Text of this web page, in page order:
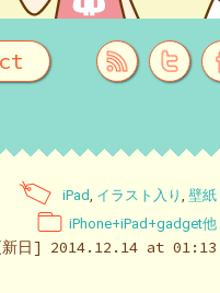
iPhone+iPad+gadget他
iPad, イラスト入り , 壁紙
新日] 2014.12.14 at 01:13